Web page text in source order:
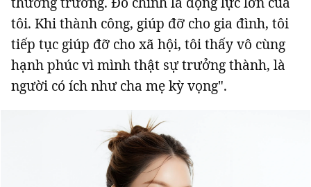
tôi. Khi thành công, giúp đỡ cho gia đình, tôi
tiếp tục giúp đỡ cho xã hội, tôi thấy vô cùng
hạnh phúc vì mình thật sự trưởng thành, là
người có ích như cha mẹ kỳ vọng".